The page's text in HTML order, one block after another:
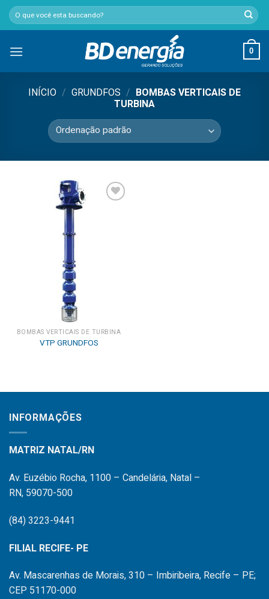
SkipPesquisar
por:
0
INÍCIO / GRUNDFOS / BOMBAS VERTICAIS DE
TURBINA
BOMBAS VERTICAIS DE TURBINA
VTP GRUNDFOS
INFORMAÇÕES
MATRIZ NATAL/RN
Av. Euzébio Rocha, 1100 – Candelária, Natal –
RN, 59070-500
(84) 3223-9441
FILIAL RECIFE- PE
Av. Mascarenhas de Morais, 310 – Imbiribeira, Recife – PE;
CEP 51170-000